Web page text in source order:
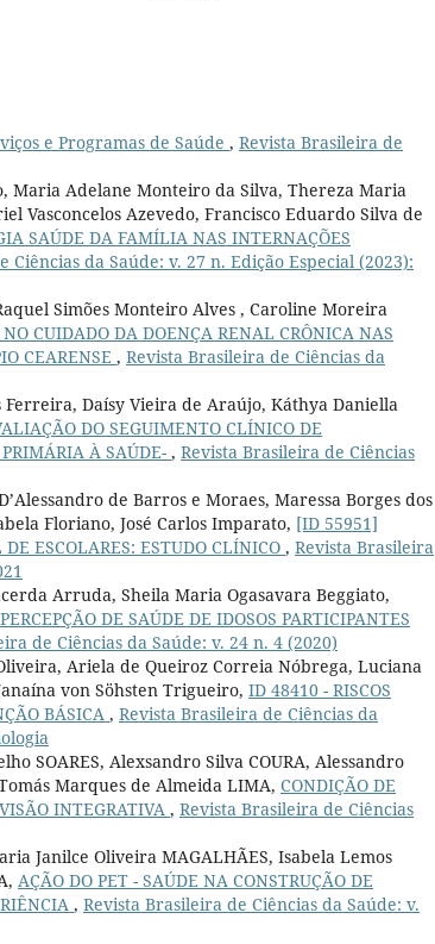
e Programas de Saúde , Revista Brasileira de
Maria Adelane Monteiro da Silva, Thereza Maria
Vasconcelos Azevedo, Francisco Eduardo Silva de
SAÚDE DA FAMÍLIA NAS INTERNAÇÕES
Ciências da Saúde: v. 27 n. Edição Especial (2023):
Simões Monteiro Alves , Caroline Moreira
CUIDADO DA DOENÇA RENAL CRÔNICA NAS
CEARENSE , Revista Brasileira de Ciências da
Ferreira, Daísy Vieira de Araújo, Káthya Daniella
DO SEGUIMENTO CLÍNICO DE
À SAÚDE- , Revista Brasileira de Ciências
de Barros e Moraes, Maressa Borges dos
Floriano, José Carlos Imparato, [ID 55951]
ESCOLARES: ESTUDO CLÍNICO , Revista Brasileira
Arruda, Sheila Maria Ogasavara Beggiato,
DE SAÚDE DE IDOSOS PARTICIPANTES
de Ciências da Saúde: v. 24 n. 4 (2020)
Ariela de Queiroz Correia Nóbrega, Luciana
von Söhsten Trigueiro, ID 48410 - RISCOS
BÁSICA , Revista Brasileira de Ciências da
SOARES, Alexsandro Silva COURA, Alessandro
Marques de Almeida LIMA, CONDIÇÃO DE
INTEGRATIVA , Revista Brasileira de Ciências
Janilce Oliveira MAGALHÃES, Isabela Lemos
AÇÃO DO PET - SAÚDE NA CONSTRUÇÃO DE
, Revista Brasileira de Ciências da Saúde: v.